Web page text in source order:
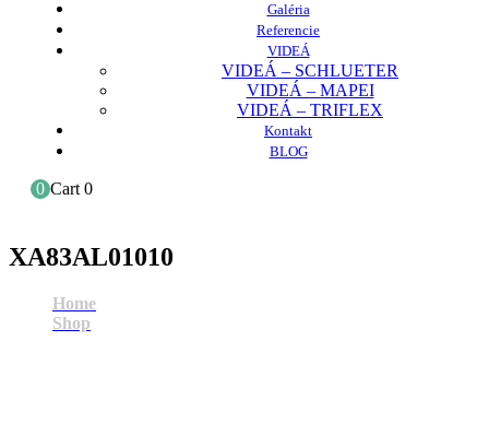
Galéria
Referencie
VIDEÁ
VIDEÁ – SCHLUETER
VIDEÁ – MAPEI
VIDEÁ – TRIFLEX
Kontakt
BLOG
0 Cart 0
XA83AL01010
Home
Shop